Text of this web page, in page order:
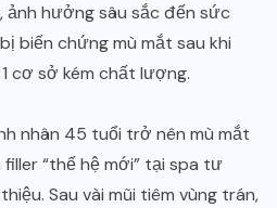
ảnh hưởng sâu sắc đến sức
biến chứng mù mắt sau khi
cơ sở kém chất lượng.
nhân 45 tuổi trở nên mù mắt
“thế hệ mới” tại spa tư
Sau vài mũi tiêm vùng trán,